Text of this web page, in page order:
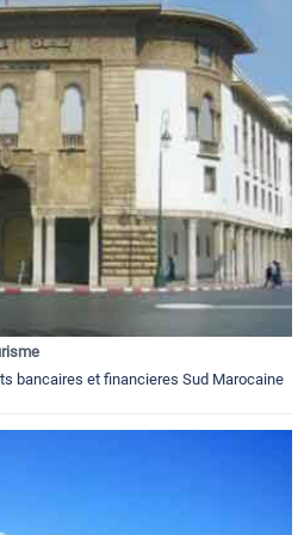
bancaires et financieres Sud Marocaine